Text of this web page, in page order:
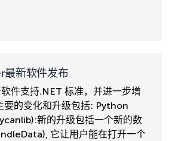
最新软件发布
件支持.NET 标准，并进一步增
要的变化和升级包括: Python
新的升级包括一个新的数
它让用户能在打开一个